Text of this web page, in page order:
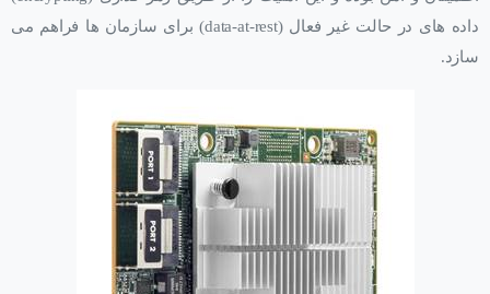
داده های در حالت غیر فعال (data-at-rest) برای سازمان ها فراهم می
سازد.